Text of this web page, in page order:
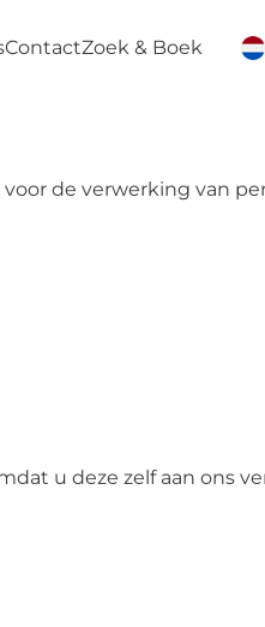
ContactZoek & Boek
voor de verwerking van
u deze zelf aan ons